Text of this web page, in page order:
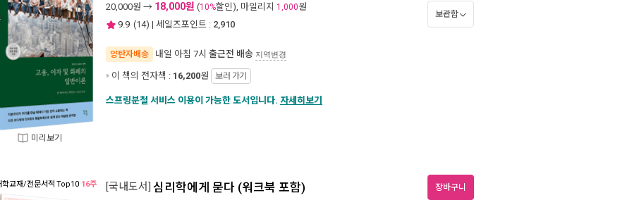
미리보기
20,000원 → 18,000원 (10%할인), 마일리지 1,000원
9.9 (14) | 세일즈포인트 : 2,910
양탄자배송 내일 아침 7시 출근전 배송 지역변경
이 책의 전자책 : 16,200원 보러 가기
보관함
스프링분철 서비스 이용이 가능한 도서입니다. 자세히보기
학교재/전문서적 Top10 16주 [국내도서] 심리학에게 묻다 (워크북 포함) 장바구니